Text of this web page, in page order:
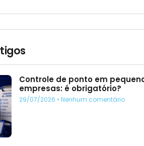
Controle de ponto em
empresas: é obrigatório?
29/07/2026 Nenhum comentário